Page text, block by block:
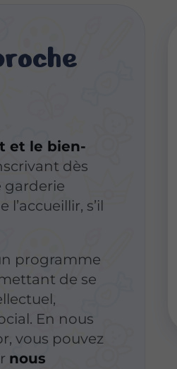
et le bien-
dès
garderie
s’il
programme
de se
En nous
vous pouvez
nous